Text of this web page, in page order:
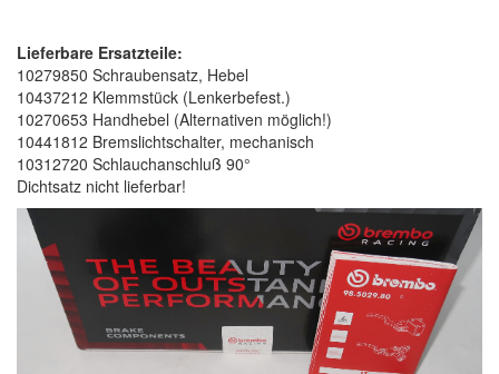
Lieferbare Ersatzteile:
10279850 Schraubensatz, Hebel
10437212 Klemmstück (Lenkerbefest.)
10270653 Handhebel (Alternativen möglich!)
10441812 Bremslichtschalter, mechanisch
10312720 Schlauchanschluß 90°
Dichtsatz nicht lieferbar!